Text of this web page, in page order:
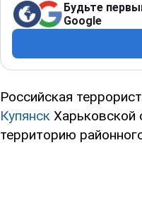
Будьте
Google
Российская
Купянск Харьковской
территорию